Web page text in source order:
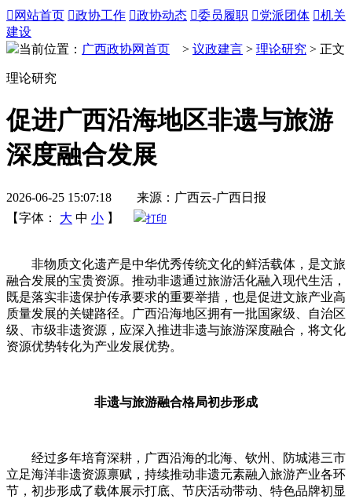
 网站首页 政协工作 政协动态 委员履职 党派团体 机关
建设
当前位置： 广西政协网首页 > 议政建言 > 理论研究 > 正文
理论研究
促进广西沿海地区非遗与旅游
深度融合发展
2026-06-25 15:07:18 来源：广西云-广西日报
【字体：
大 中 小 】 打印
非物质文化遗产是中华优秀传统文化的鲜活载体，是文旅
融合发展的宝贵资源。推动非遗通过旅游活化融入现代生活，
既是落实非遗保护传承要求的重要举措，也是促进文旅产业高
质量发展的关键路径。广西沿海地区拥有一批国家级、自治区
级、市级非遗资源，应深入推进非遗与旅游深度融合，将文化
资源优势转化为产业发展优势。
非遗与旅游融合格局初步形成
经过多年培育深耕，广西沿海的北海、钦州、防城港三市
立足海洋非遗资源禀赋，持续推动非遗元素融入旅游产业各环
节，初步形成了载体展示打底、节庆活动带动、特色品牌初显